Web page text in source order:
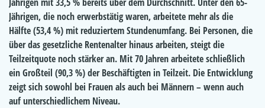
Jährigen, die noch erwerbstätig waren, arbeitete mehr als die
Hälfte (53,4 %) mit reduziertem Stundenumfang. Bei Personen, die
über das gesetzliche Rentenalter hinaus arbeiten, steigt die
Teilzeitquote noch stärker an. Mit 70 Jahren arbeitete schließlich
ein Großteil (90,3 %) der Beschäftigten in Teilzeit. Die Entwicklung
zeigt sich sowohl bei Frauen als auch bei Männern – wenn auch
auf unterschiedlichem Niveau.